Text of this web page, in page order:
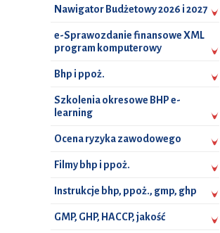
Nawigator Budżetowy 2026 i 2027
e-Sprawozdanie finansowe XML
program komputerowy
Bhp i ppoż.
Szkolenia okresowe BHP e-
learning
Ocena ryzyka zawodowego
Filmy bhp i ppoż.
Instrukcje bhp, ppoż., gmp, ghp
GMP, GHP, HACCP, jakość